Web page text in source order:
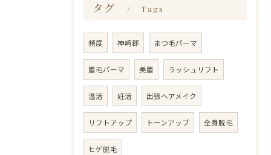
タグ Tags
頻度 神崎郡 まつ毛パーマ
眉毛パーマ 美眉 ラッシュリフト
温活 妊活 出張ヘアメイク
リフトアップ トーンアップ 全身脱毛
ヒゲ脱毛